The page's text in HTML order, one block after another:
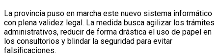
La provincia puso en marcha este nuevo sistema informático
con plena validez legal. La medida busca agilizar los trámites
administrativos, reducir de forma drástica el uso de papel en
los consultorios y blindar la seguridad para evitar
falsificaciones.